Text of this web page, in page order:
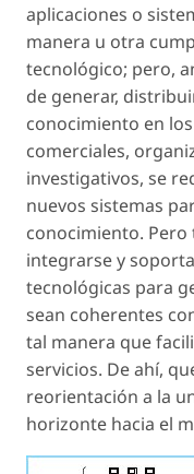
aplicaciones o
manera u otra
tecnológico; pero,
de generar,
conocimiento en
comerciales,
investigativos, se
nuevos sistemas
conocimiento. Pero
integrarse y
tecnológicas para
sean coherentes
tal manera que
servicios. De ahí,
reorientación a la
horizonte hacia el